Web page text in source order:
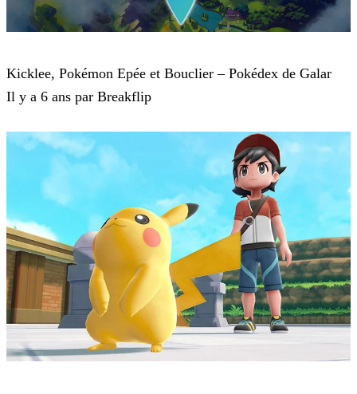
Kicklee, Pokémon Epée et Bouclier – Pokédex de Galar
Il y a 6 ans par Breakflip